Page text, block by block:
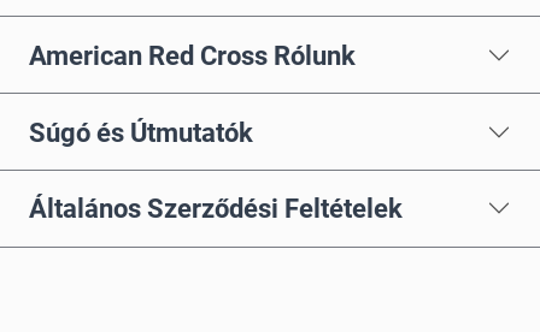
American Red Cross Rólunk
Súgó és Útmutatók
Általános Szerződési Feltételek